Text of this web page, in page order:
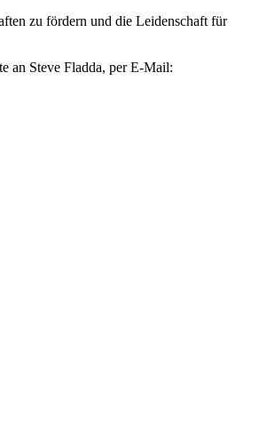
zu fördern und die Leidenschaft für
an Steve Fladda, per E-Mail: